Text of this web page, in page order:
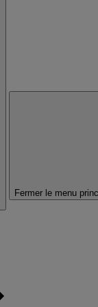
Fermer le menu